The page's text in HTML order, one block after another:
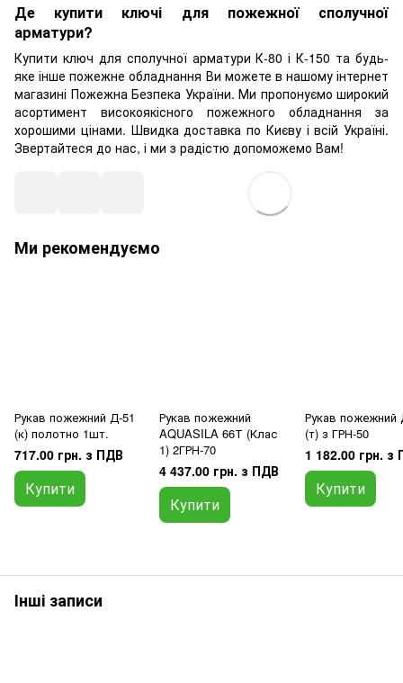
Де купити ключі для пожежної сполучної
арматури?
Купити ключ для сполучної арматури К-80 і К-150 та будь-
яке інше пожежне обладнання Ви можете в нашому інтернет
магазині Пожежна Безпека України. Ми пропонуємо широкий
асортимент високоякісного пожежного обладнання за
хорошими цінами. Швидка доставка по Києву і всій Україні.
Звертайтеся до нас, і ми з радістю допоможемо Вам!
Ми рекомендуємо
Рукав пожежний Д-51
(к) полотно 1шт.
717.00 грн. з ПДВ
Купити
Рукав пожежний
AQUASILA 66Т (Клас
1) 2ГРН-70
4 437.00 грн. з ПДВ
Купити
Рукав пожежний
(т) з ГРН-50
1 182.00 грн. з
Купити
Інші записи